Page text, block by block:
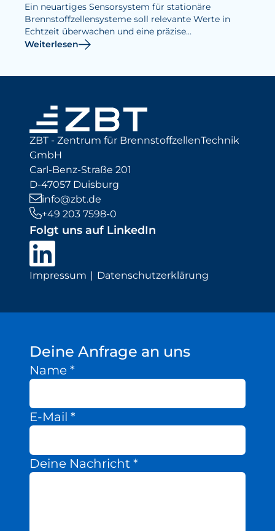
Ein neuartiges Sensorsystem für stationäre
Brennstoffzellensysteme soll relevante Werte in
Echtzeit überwachen und eine präzise
Betriebsregelung ermöglichen.
Weiterlesen
ZBT - Zentrum für BrennstoffzellenTechnik
GmbH
Carl-Benz-Straße 201
D-47057 Duisburg
info@zbt.de
+49 203 7598-0
Folgt uns auf LinkedIn
Impressum Datenschutzerklärung
Deine Anfrage an uns
Name *
E-Mail *
Deine Nachricht *